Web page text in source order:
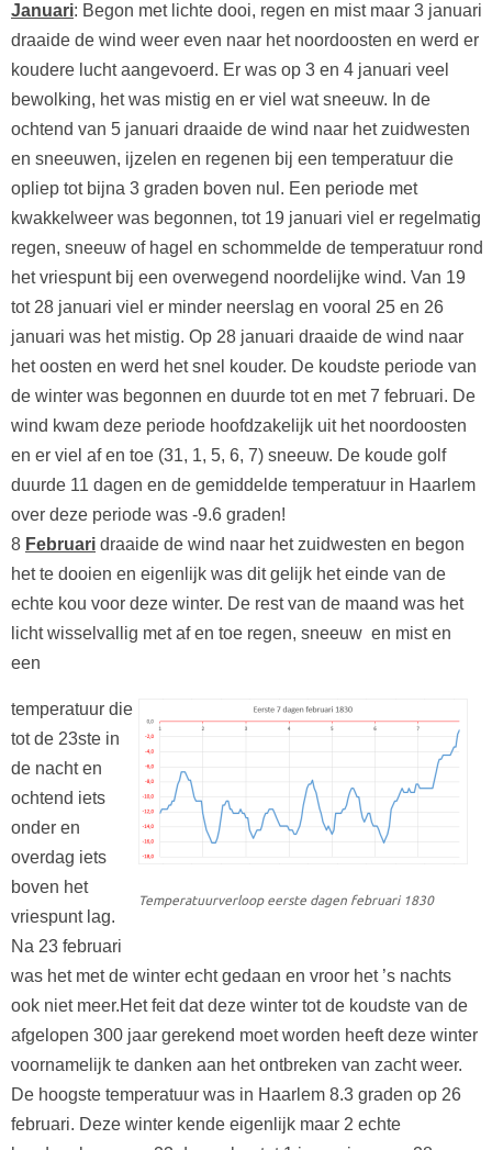
Januari: Begon met lichte dooi, regen en mist maar 3 januari
draaide de wind weer even naar het noordoosten en werd er
koudere lucht aangevoerd. Er was op 3 en 4 januari veel
bewolking, het was mistig en er viel wat sneeuw. In de
ochtend van 5 januari draaide de wind naar het zuidwesten
en sneeuwen, ijzelen en regenen bij een temperatuur die
opliep tot bijna 3 graden boven nul. Een periode met
kwakkelweer was begonnen, tot 19 januari viel er regelmatig
regen, sneeuw of hagel en schommelde de temperatuur rond
het vriespunt bij een overwegend noordelijke wind. Van 19
tot 28 januari viel er minder neerslag en vooral 25 en 26
januari was het mistig. Op 28 januari draaide de wind naar
het oosten en werd het snel kouder. De koudste periode van
de winter was begonnen en duurde tot en met 7 februari. De
wind kwam deze periode hoofdzakelijk uit het noordoosten
en er viel af en toe (31, 1, 5, 6, 7) sneeuw. De koude golf
duurde 11 dagen en de gemiddelde temperatuur in Haarlem
over deze periode was -9.6 graden!
8 Februari draaide de wind naar het zuidwesten en begon
het te dooien en eigenlijk was dit gelijk het einde van de
echte kou voor deze winter. De rest van de maand was het
licht wisselvallig met af en toe regen, sneeuw en mist en
een
Temperatuurverloop eerste dagen februari 1830
temperatuur die
tot de 23ste in
de nacht en
ochtend iets
onder en
overdag iets
boven het
vriespunt lag.
Na 23 februari
was het met de winter echt gedaan en vroor het ’s nachts
ook niet meer.Het feit dat deze winter tot de koudste van de
afgelopen 300 jaar gerekend moet worden heeft deze winter
voornamelijk te danken aan het ontbreken van zacht weer.
De hoogste temperatuur was in Haarlem 8.3 graden op 26
februari. Deze winter kende eigenlijk maar 2 echte